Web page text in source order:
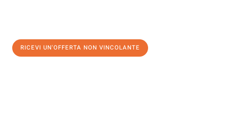
RICEVI UN'OFFERTA NON VINCOLANTE